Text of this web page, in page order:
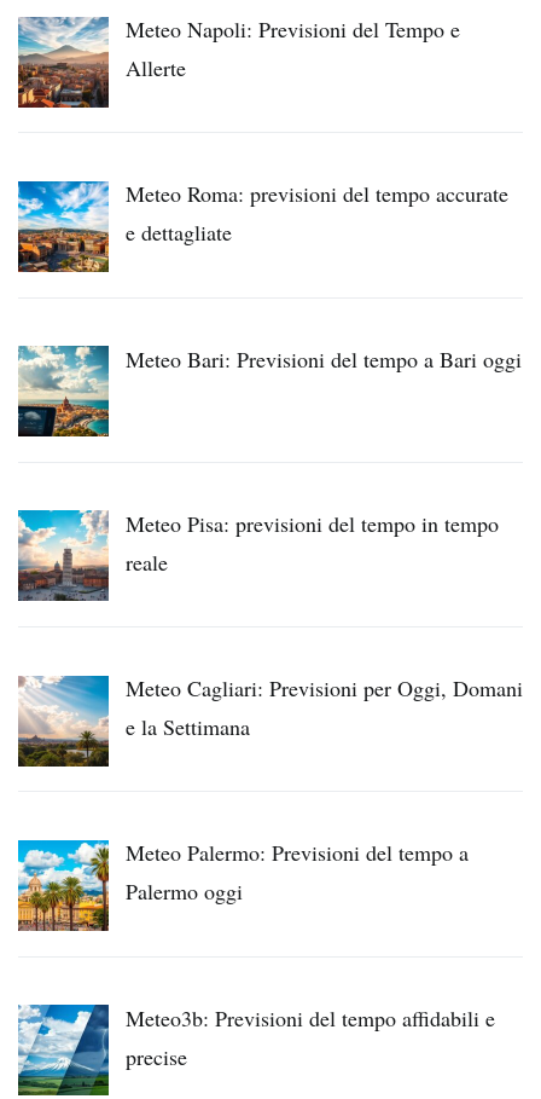
Meteo Napoli: Previsioni del Tempo e
Allerte
Meteo Roma: previsioni del tempo accurate
e dettagliate
Meteo Bari: Previsioni del tempo a Bari oggi
Meteo Pisa: previsioni del tempo in tempo
reale
Meteo Cagliari: Previsioni per Oggi, Domani
e la Settimana
Meteo Palermo: Previsioni del tempo a
Palermo oggi
Meteo3b: Previsioni del tempo affidabili e
precise